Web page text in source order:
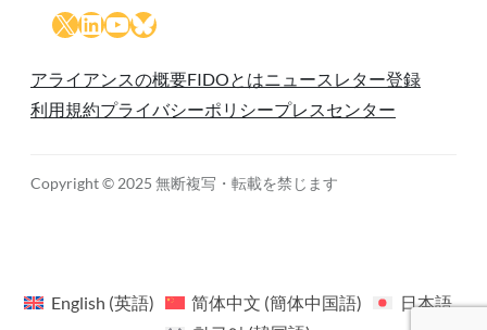
X LinkedIn
YouTube
Bluesky
アライアンスの概要FIDOとは ニュースレター登録
利用規約プライバシーポリシープレスセンター
Copyright © 2025 無断複写・転載を禁じます
English (英語) 简体中文 (簡体中国語)
日本語